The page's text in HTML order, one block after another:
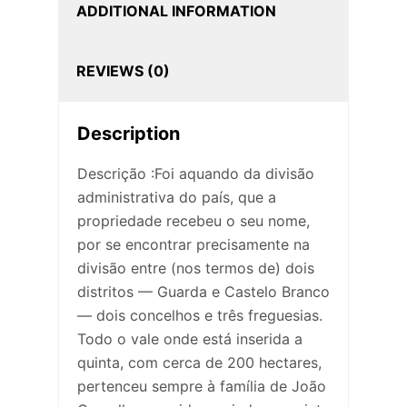
ADDITIONAL INFORMATION
REVIEWS (0)
Description
Descrição :Foi aquando da divisão
administrativa do país, que a
propriedade recebeu o seu nome,
por se encontrar precisamente na
divisão entre (nos termos de) dois
distritos — Guarda e Castelo Branco
— dois concelhos e três freguesias.
Todo o vale onde está inserida a
quinta, com cerca de 200 hectares,
pertenceu sempre à família de João